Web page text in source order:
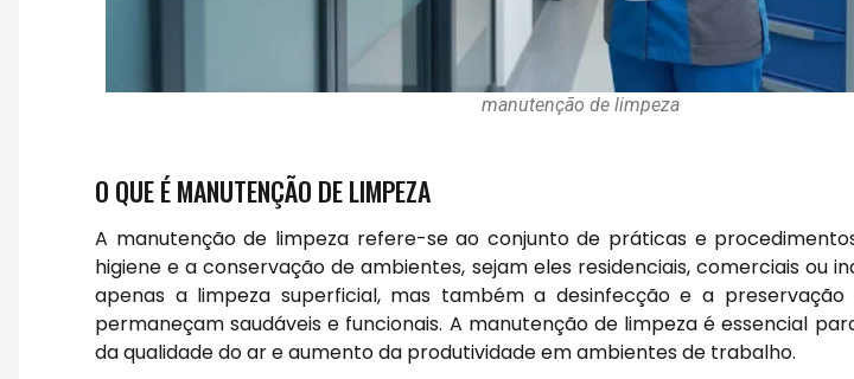
manutenção de limpeza
O QUE É MANUTENÇÃO DE LIMPEZA
A manutenção de limpeza refere-se ao conjunto de práticas e
higiene e a conservação de ambientes, sejam eles residenciais, comerciais ou
apenas a limpeza superficial, mas também a desinfecção e a preservação
permaneçam saudáveis e funcionais. A manutenção de limpeza é essencial
da qualidade do ar e aumento da produtividade em ambientes de trabalho.